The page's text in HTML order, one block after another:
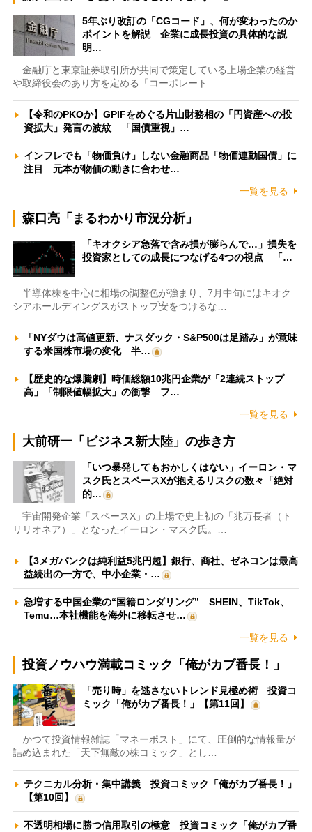
5年ぶり改訂の「CGコード」、何が変わったのか
ポイントを解説 企業に成長投資の具体的な説
明…
金融庁と東京証券取引所が共同で策定している上場企業の経営
や取締役会のあり方を定める「コーポレート…
【令和のPKOか】GPIFをめぐる片山財務相の「円資産への投
資拡大」発言の波紋 「国債重視」…
インフレでも「物価負け」しない金融商品「物価連動国債」に
注目 元本が物価の動きに合わせ…
一覧を見る
森口亮「まるわかり市況分析」
「キオクシア急落で含み損が膨らんで…」損失を
投資家としての成長につなげる4つの視点 「…
半導体株を中心に相場の調整色が強まり、7月中旬にはキオク
シアホールディングスがストップ安をつけるな…
「NYダウは高値更新、ナスダック・S&P500は足踏み」が意味
する米国株市場の変化 半…
【歴史的な爆騰劇】時価総額10兆円企業が「2連続ストップ
高」「制限値幅拡大」の衝撃 フ…
一覧を見る
大前研一「ビジネス新大陸」の歩き方
「いつ暴発してもおかしくはない」イーロン・マ
スク氏とスペースXが抱えるリスクの数々「絶対
的…
宇宙開発企業「スペースX」の上場で史上初の「兆万長者（ト
リリオネア）」となったイーロン・マスク氏。…
【3メガバンクは純利益5兆円超】銀行、商社、ゼネコンは最高
益続出の一方で、中小企業・…
急増する中国企業の“国籍ロンダリング” SHEIN、TikTok、
Temu…本社機能を海外に移転させ…
一覧を見る
投資ノウハウ満載コミック「俺がカブ番長！」
「売り時」を逃さないトレンド見極め術 投資コ
ミック「俺がカブ番長！」【第11回】
かつて投資情報雑誌「マネーポスト」にて、圧倒的な情報量が
詰め込まれた「天下無敵の株コミック」とし…
テクニカル分析・集中講義 投資コミック「俺がカブ番長！」
【第10回】
不透明相場に勝つ信用取引の極意 投資コミック「俺がカブ番